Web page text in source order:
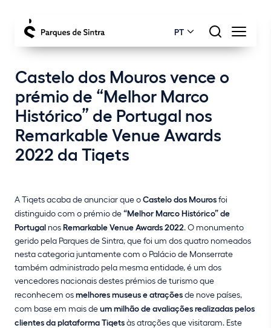
PT
Castelo dos Mouros vence o
prémio de “Melhor Marco
Histórico” de Portugal nos
Remarkable Venue Awards
2022 da Tiqets
A Tiqets acaba de anunciar que oCastelo dos Mourosfoi
distinguido com o prémio de“Melhor Marco Histórico” de
Portugal nosRemarkable Venue Awards 2022. O monumento
gerido pela Parques de Sintra, que foi um dos quatro nomeados
nesta categoria juntamente com o Palácio de Monserrate
também administrado pela mesma entidade, é um dos
vencedores nacionais destes prémios de turismo que
reconhecem osmelhores museus e atraçõesde nove países,
com base em mais deum milhão de avaliações realizadas pelos
clientes da plataforma Tiqetsàs atrações que visitaram. Este